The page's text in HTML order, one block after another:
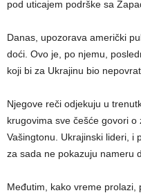
pod uticajem podrške sa
Danas, upozorava američki
doći. Ovo je, po njemu,
koji bi za Ukrajinu bio
Njegove reči odjekuju u
krugovima sve češće govori
Vašingtonu. Ukrajinski lideri, i
za sada ne pokazuju nameru
Međutim, kako vreme prolazi,